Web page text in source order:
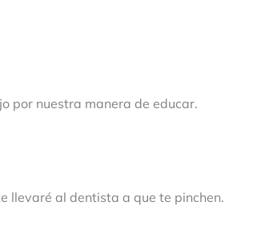
por nuestra manera de educar.
llevaré al dentista a que te pinchen.